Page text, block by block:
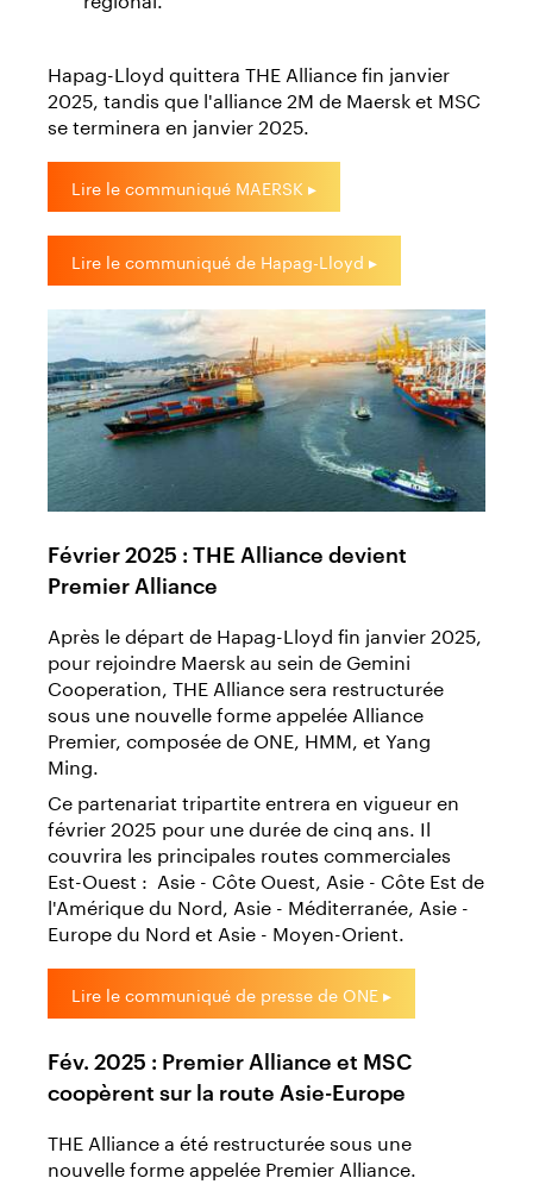
Hapag-Lloyd quittera THE Alliance fin janvier
2025, tandis que l'alliance 2M de Maersk et MSC
se terminera en janvier 2025.
Lire le communiqué MAERSK ▸
Lire le communiqué de Hapag-Lloyd ▸
Février 2025 : THE Alliance devient
Premier Alliance
Après le départ de Hapag-Lloyd fin janvier 2025,
pour rejoindre Maersk au sein de Gemini
Cooperation, THE Alliance sera restructurée
sous une nouvelle forme appelée Alliance
Premier, composée de ONE, HMM, et Yang
Ming.
Ce partenariat tripartite entrera en vigueur en
février 2025 pour une durée de cinq ans. Il
couvrira les principales routes commerciales
Est-Ouest : Asie - Côte Ouest, Asie - Côte Est de
l'Amérique du Nord, Asie - Méditerranée, Asie -
Europe du Nord et Asie - Moyen-Orient.
Lire le communiqué de presse de ONE ▸
Fév. 2025 : Premier Alliance et MSC
coopèrent sur la route Asie-Europe
THE Alliance a été restructurée sous une
nouvelle forme appelée Premier Alliance.